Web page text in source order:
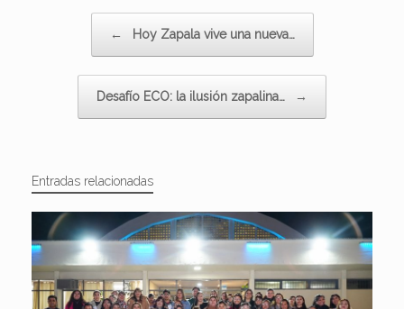
← Hoy Zapala vive una nueva…
Desafío ECO: la ilusión zapalina… →
Entradas relacionadas